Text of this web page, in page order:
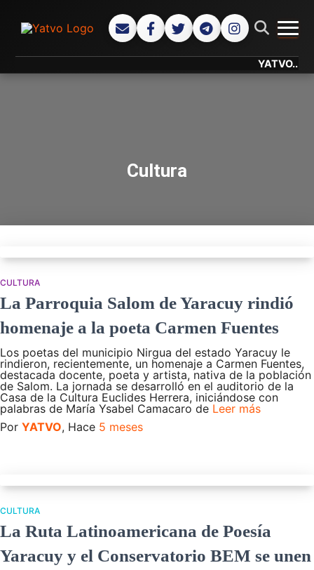
YATVO... Tu
Cultura
CULTURA
La Parroquia Salom de Yaracuy rindió
homenaje a la poeta Carmen Fuentes
Los poetas del municipio Nirgua del estado Yaracuy le
rindieron, recientemente, un homenaje a Carmen Fuentes,
destacada docente, poeta y artista, nativa de la población
de Salom. La jornada se desarrolló en el auditorio de la
Casa de la Cultura Euclides Herrera, iniciándose con
palabras de María Ysabel Camacaro de Leer más
Por YATVO, Hace 5 meses
CULTURA
La Ruta Latinoamericana de Poesía
Yaracuy y el Conservatorio BEM se unen